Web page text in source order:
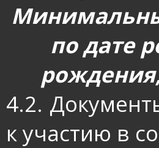
по дате
4.2.
к участию в